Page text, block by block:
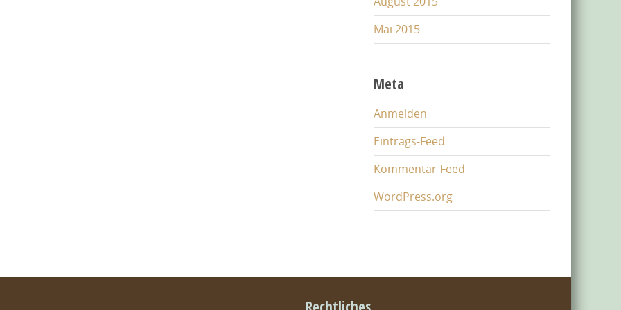
Mai 2015
Meta
Anmelden
Eintrags-Feed
Kommentar-Feed
WordPress.org